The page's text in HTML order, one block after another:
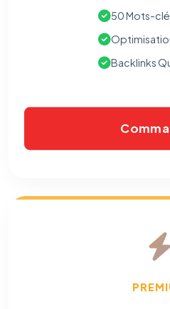
50 Mots-
Backlinks
⚙️
Nécessaires au fonctionnement du